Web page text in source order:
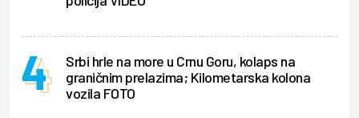
Srbi hrle na more u Crnu Goru, kolaps na
graničnim prelazima; Kilometarska kolona
vozila FOTO